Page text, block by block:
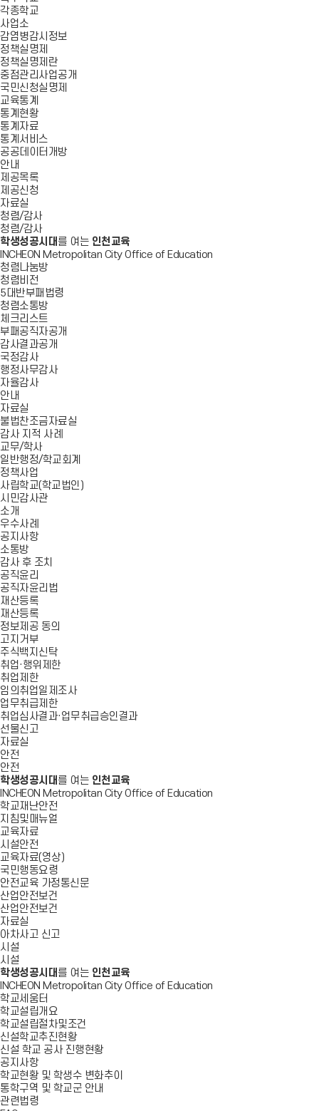
각종학교
사업소
감염병감시정보
정책실명제
정책실명제란
중점관리사업공개
국민신청실명제
교육통계
통계현황
통계자료
통계서비스
공공데이터개방
안내
제공목록
제공신청
자료실
청렴/감사
청렴/감사
학생성공시대 를 여는 인천교육
INCHEON Metropolitan City Office of Education
청렴나눔방
청렴비전
5대반부패법령
청렴소통방
체크리스트
부패공직자공개
감사결과공개
국정감사
행정사무감사
자율감사
안내
자료실
불법찬조금자료실
감사 지적 사례
교무/학사
일반행정/학교회계
정책사업
사립학교(학교법인)
시민감사관
소개
우수사례
공지사항
소통방
감사 후 조치
공직윤리
공직자윤리법
재산등록
재산등록
정보제공 동의
고지거부
주식백지신탁
취업·행위제한
취업제한
임의취업일제조사
업무취급제한
취업심사결과·업무취급승인결과
선물신고
자료실
안전
안전
학생성공시대 를 여는 인천교육
INCHEON Metropolitan City Office of Education
학교재난안전
지침및매뉴얼
교육자료
시설안전
교육자료(영상)
국민행동요령
안전교육 가정통신문
산업안전보건
산업안전보건
자료실
아차사고 신고
시설
시설
학생성공시대 를 여는 인천교육
INCHEON Metropolitan City Office of Education
학교세움터
학교설립개요
학교설립절차및조건
신설학교추진현황
신설 학교 공사 진행현황
공지사항
학교현황 및 학생수 변화추이
통학구역 및 학교군 안내
관련법령